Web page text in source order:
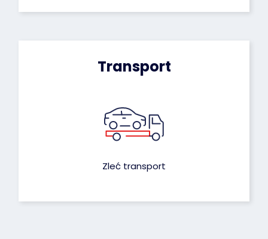
Transport
Zleć transport